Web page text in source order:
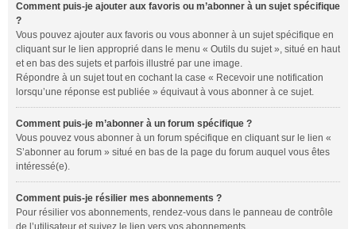
Comment puis-je ajouter aux favoris ou m’abonner à un sujet spécifique
?
Vous pouvez ajouter aux favoris ou vous abonner à un sujet spécifique en
cliquant sur le lien approprié dans le menu « Outils du sujet », situé en haut
et en bas des sujets et parfois illustré par une image.
Répondre à un sujet tout en cochant la case « Recevoir une notification
lorsqu’une réponse est publiée » équivaut à vous abonner à ce sujet.
Comment puis-je m’abonner à un forum spécifique ?
Vous pouvez vous abonner à un forum spécifique en cliquant sur le lien «
S’abonner au forum » situé en bas de la page du forum auquel vous êtes
intéressé(e).
Comment puis-je résilier mes abonnements ?
Pour résilier vos abonnements, rendez-vous dans le panneau de contrôle
de l’utilisateur et suivez le lien vers vos abonnements.